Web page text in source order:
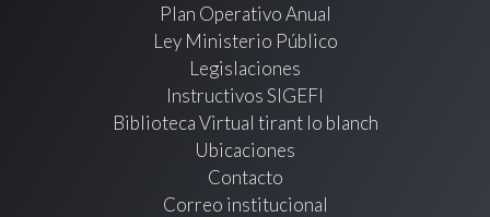
Plan Operativo Anual
Ley Ministerio Público
Legislaciones
Instructivos SIGEFI
Biblioteca Virtual tirant lo blanch
Ubicaciones
Contacto
Correo institucional